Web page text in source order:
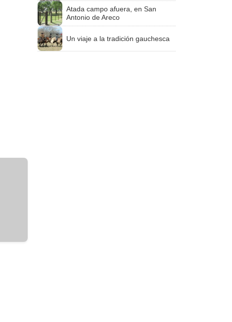
Atada campo afuera, en San
Antonio de Areco
Un viaje a la tradición gauchesca